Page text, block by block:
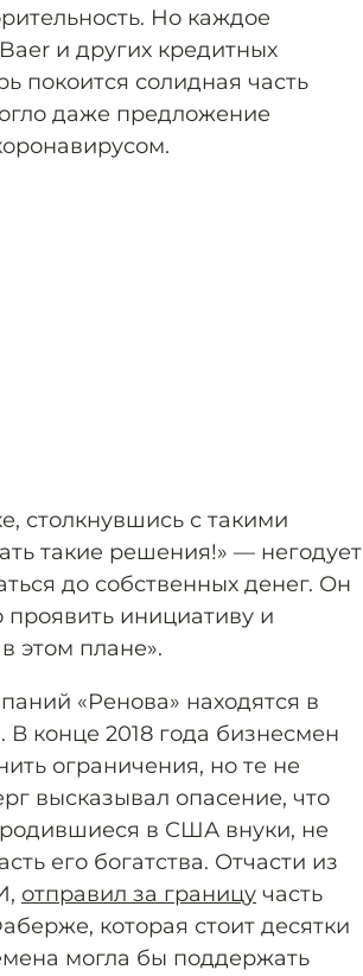
Но каждое
и других кредитных
покоится солидная часть
даже предложение
столкнувшись с такими
такие решения!» — негодует
до собственных денег. Он
инициативу и
этом плане».
«Ренова» находятся в
конце 2018 года бизнесмен
ограничения, но те не
высказывал опасение, что
родившиеся в США внуки, не
его богатства. Отчасти из
отправил за границу часть
которая стоит десятки
могла бы поддержать